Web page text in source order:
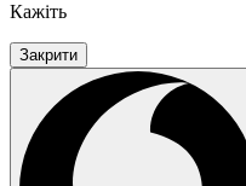
Кажіть
Закрити